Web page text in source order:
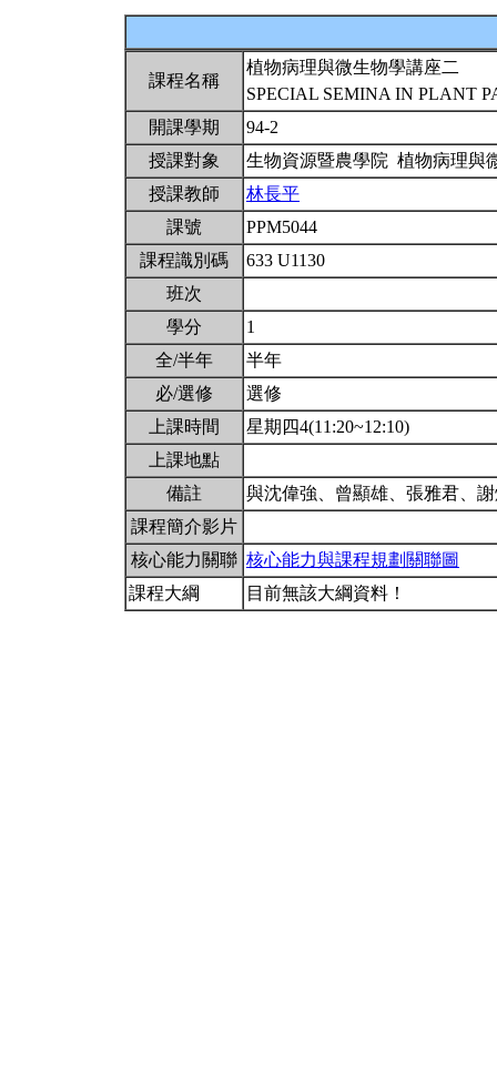
課程名稱
植物病理與微生物學講座二
SPECIAL SEMINA IN PLANT
開課學期
94-2
授課對象
生物資源暨農學院 植物病理與
授課教師
林長平
課號
PPM5044
課程識別碼
633 U1130
班次
學分
1
全/半年
半年
必/選修
選修
上課時間
星期四4(11:20~12:10)
上課地點
備註
與沈偉強、曾顯雄、張雅君、
課程簡介影片
核心能力關聯 核心能力與課程規劃關聯圖
課程大綱
目前無該大綱資料！